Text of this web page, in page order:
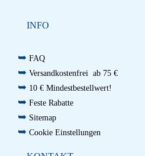
INFO
➥ FAQ
➥ Versandkostenfrei ab 75 €
➥ 10 € Mindestbestellwert!
➥ Feste Rabatte
➥ Sitemap
➥ Cookie Einstellungen